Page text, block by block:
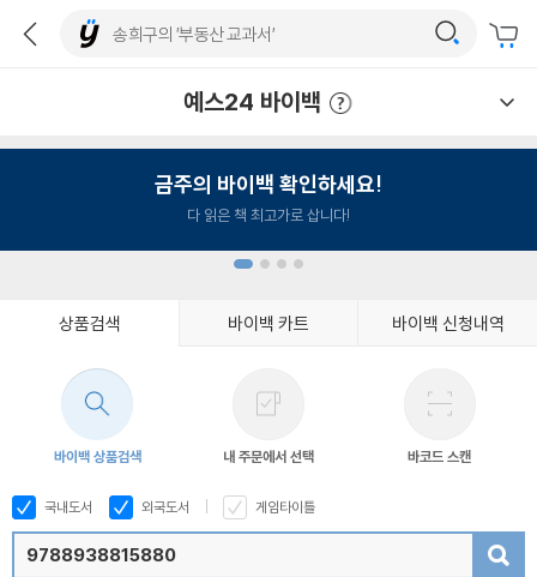
예스24 바이백
금주의 바이백 확인하세요!
다 읽은 책 최고가로 삽니다!
상품검색 바이백 카트 바이백 신청내역
바이백 상품검색 내 주문에서 선택 바코드 스캔
국내도서 외국도서 게임타이틀